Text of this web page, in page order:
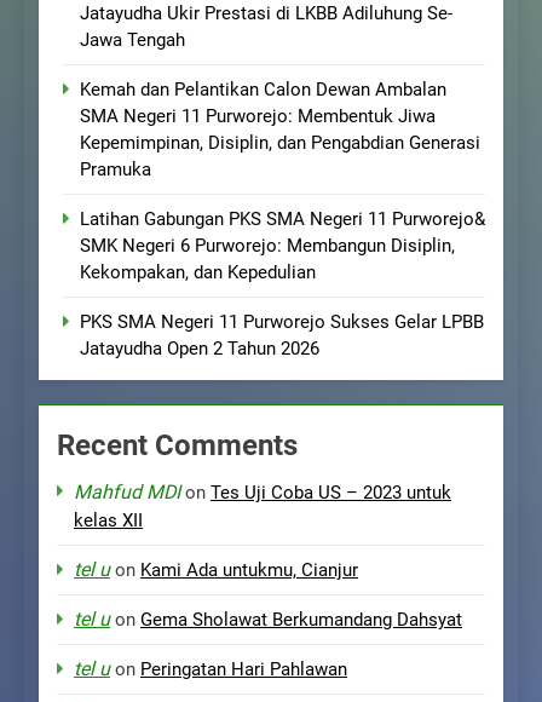
Jatayudha Ukir Prestasi di LKBB Adiluhung Se-
Jawa Tengah
Kemah dan Pelantikan Calon Dewan Ambalan
SMA Negeri 11 Purworejo: Membentuk Jiwa
Kepemimpinan, Disiplin, dan Pengabdian Generasi
Pramuka
Latihan Gabungan PKS SMA Negeri 11 Purworejo&
SMK Negeri 6 Purworejo: Membangun Disiplin,
Kekompakan, dan Kepedulian
PKS SMA Negeri 11 Purworejo Sukses Gelar LPBB
Jatayudha Open 2 Tahun 2026
Recent Comments
Mahfud MDIon Tes Uji Coba US – 2023 untuk
kelas XII
tel uon Kami Ada untukmu, Cianjur
tel uon Gema Sholawat Berkumandang Dahsyat
tel uon Peringatan Hari Pahlawan